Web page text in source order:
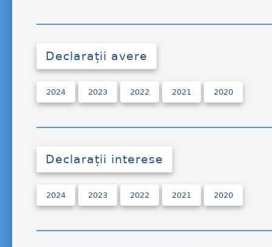
Declarații avere
2024 2023 2022 2021 2020
Declarații interese
2024 2023 2022 2021 2020